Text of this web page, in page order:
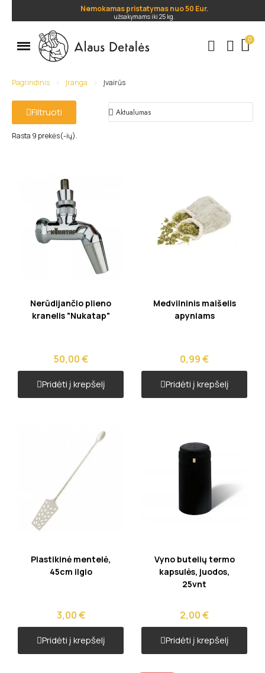
Nemokamas pristatymas nuo 50 Eur.
užsakymams iki 25 kg.
Pagrindinis Įranga Įvairūs
Filtruoti
Rasta 9 prekės(-ių).
Greita peržiūra
Nerūdijančio plieno
kranelis "Nukatap"
50,00 €
Pridėti į krepšelį
Greita peržiūra
Medvilninis maišelis
apyniams
0,99 €
Pridėti į krepšelį
Greita peržiūra
Plastikinė mentelė,
45cm ilgio
3,00 €
Pridėti į krepšelį
Greita peržiūra
Vyno butelių termo
kapsulės, juodos,
25vnt
2,00 €
Pridėti į krepšelį